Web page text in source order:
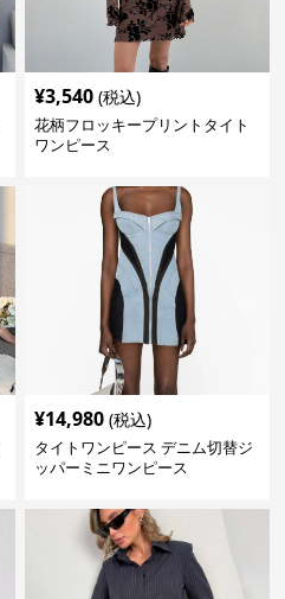
¥3,540 (税込)
花柄フロッキープリントタイト
ワンピース
¥14,980 (税込)
タイトワンピース デニム切替ジ
ッパーミニワンピース